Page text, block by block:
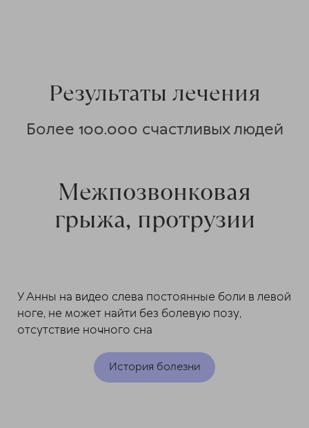
Результаты лечения
Более 100.000 счастливых людей
Межпозвонковая
грыжа, протрузии
У Анны на видео слева постоянные боли в левой
ноге, не может найти без болевую позу,
отсутствие ночного сна
История болезни